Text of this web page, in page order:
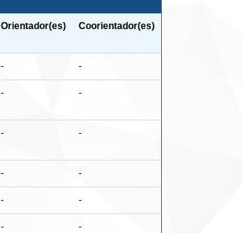
Orientador(es) Coorientador(es)
- -
- -
- -
- -
- -
- -